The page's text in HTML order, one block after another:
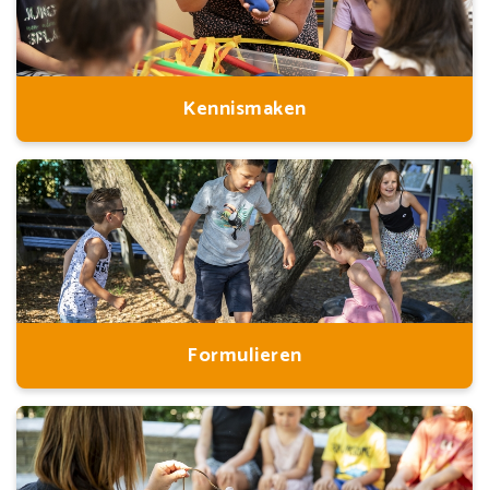
Kennismaken
Formulieren